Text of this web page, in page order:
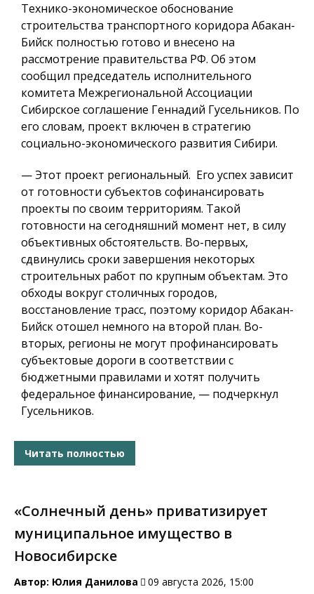
Технико-экономическое обоснование
строительства транспортного коридора Абакан-
Бийск полностью готово и внесено на
рассмотрение правительства РФ. Об этом
сообщил председатель исполнительного
комитета Межрегиональной Ассоциации
Сибирское соглашение Геннадий Гусельников. По
его словам, проект включен в стратегию
социально-экономического развития Сибири.
— Этот проект региональный. Его успех зависит
от готовности субъектов софинансировать
проекты по своим территориям. Такой
готовности на сегодняшний момент нет, в силу
объективных обстоятельств. Во-первых,
сдвинулись сроки завершения некоторых
строительных работ по крупным объектам. Это
обходы вокруг столичных городов,
восстановление трасс, поэтому коридор Абакан-
Бийск отошел немного на второй план. Во-
вторых, регионы не могут профинансировать
субъектовые дороги в соответствии с
бюджетными правилами и хотят получить
федеральное финансирование, — подчеркнул
Гусельников.
Читать полностью
«Солнечный день» приватизирует
муниципальное имущество в
Новосибирске
Автор: Юлия Данилова 09 августа 2026, 15:00